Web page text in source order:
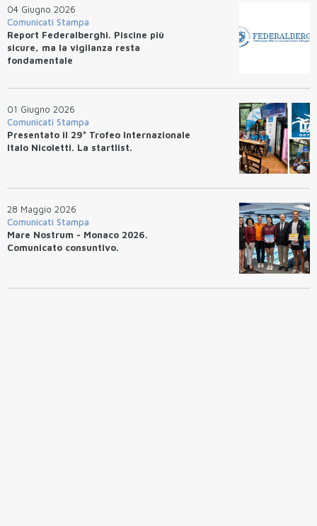
04 Giugno 2026
Comunicati Stampa
Report Federalberghi. Piscine più
sicure, ma la vigilanza resta
fondamentale
01 Giugno 2026
Comunicati Stampa
Presentato il 29° Trofeo Internazionale
Italo Nicoletti. La startlist.
28 Maggio 2026
Comunicati Stampa
Mare Nostrum - Monaco 2026.
Comunicato consuntivo.